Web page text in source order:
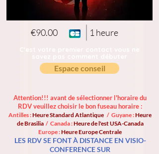
€90.00 1 heure
Espace conseil
Attention!!! avant de sélectionner l'horaire du
RDV veuillez choisir le bon fuseau horaire :
Antilles :Heure Standard Atlantique / Guyane :Heure
de Brasilia / Canada :Heure de l'est USA-Canada
Europe :Heure Europe Centrale
LES RDV SE FONT À DISTANCE EN VISIO-
CONFERENCE SUR